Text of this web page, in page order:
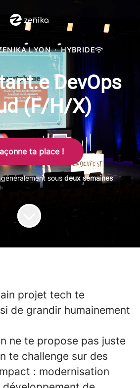
LYON · HYBRIDE
DevOps
(F/H/X)
ta place !
sous deux semaines
projet tech te
de grandir humainement
ne te propose pas juste
te challenge sur des
: modernisation